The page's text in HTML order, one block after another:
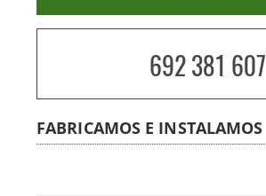
692 381 607
FABRICAMOS E INSTALAMOS